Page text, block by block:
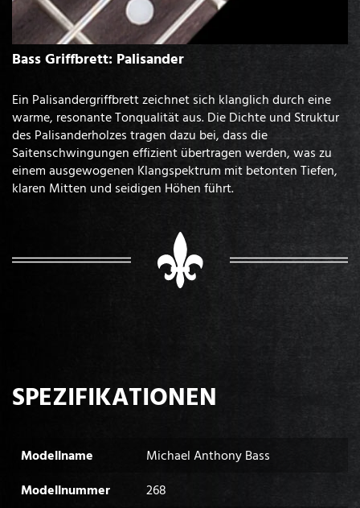
Bass Griffbrett: Palisander
Ein Palisandergriffbrett zeichnet sich klanglich durch eine
warme, resonante Tonqualität aus. Die Dichte und Struktur
des Palisanderholzes tragen dazu bei, dass die
Saitenschwingungen effizient übertragen werden, was zu
einem ausgewogenen Klangspektrum mit betonten Tiefen,
klaren Mitten und seidigen Höhen führt.
SPEZIFIKATIONEN
Modellname
Michael Anthony Bass
Modellnummer
268